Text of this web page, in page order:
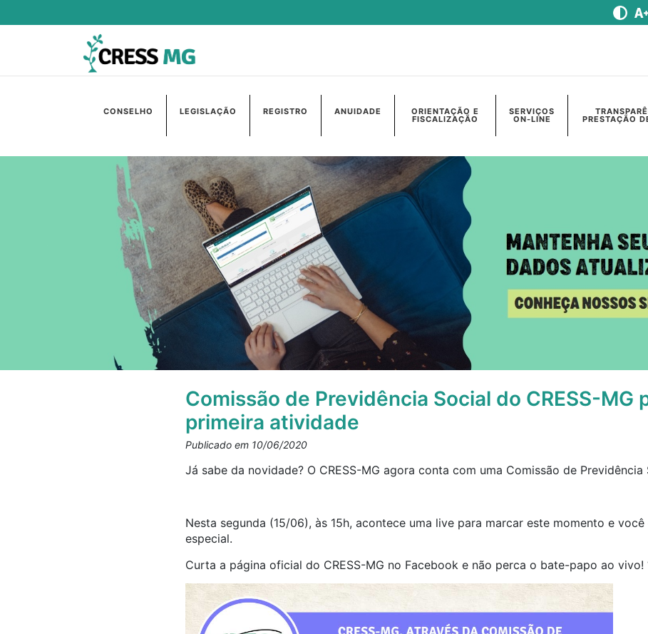
CONSELHO LEGISLAÇÃO REGISTRO ANUIDADE ORIENTAÇÃO E
FISCALIZAÇÃO
SERVIÇOS
ON-LINE PRESTAÇÃO
Comissão de Previdência Social do CRESS-MG
primeira atividade
Publicado em 10/06/2020
Já sabe da novidade? O CRESS-MG agora conta com uma Comissão de Previdência
Nesta segunda (15/06), às 15h, acontece uma live para marcar este momento e
especial.
Curta a página oficial do CRESS-MG no Facebook e não perca o bate-papo ao vivo!